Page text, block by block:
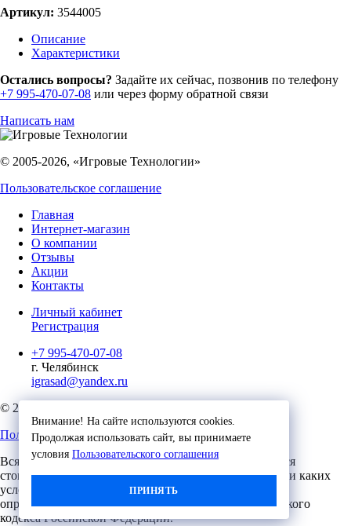
Артикул: 3544005
Описание
Характеристики
Внимание! На сайте используются cookies.
Продолжая использовать сайт, вы принимаете
условия Пользовательского соглашения
ПРИНЯТЬ
Остались вопросы? Задайте их сейчас, позвонив по телефону
+7 995-470-07-08 или через форму обратной связи
Написать нам
© 2005-2026, «Игровые Технологии»
Пользовательское соглашение
Главная
Интернет-магазин
О компании
Отзывы
Акции
Контакты
Личный кабинет
Регистрация
+7 995-470-07-08
г. Челябинск
igrasad@yandex.ru
© 2023, Игровые Технологии
Пользовательское соглашение
Вся представленная на сайте информация, касающаяся
стоимости, носит информационный характер и ни при каких
условиях не является публичной офертой,
определяемой положениями Статьи 437 (2) Гражданского
кодекса Российской Федерации.